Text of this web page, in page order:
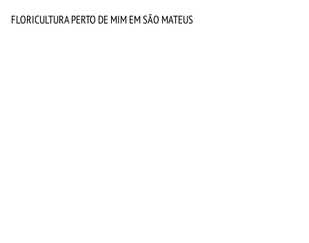
FLORICULTURA PERTO DE MIM EM SÃO MATEUS